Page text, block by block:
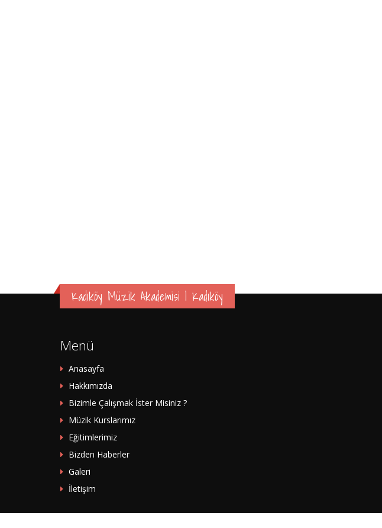
Kadıköy Müzik Akademisi | Kadıköy
Menü
Anasayfa
Hakkımızda
Bizimle Çalışmak İster Misiniz ?
Müzik Kurslarımız
Eğitimlerimiz
Bizden Haberler
Galeri
İletişim